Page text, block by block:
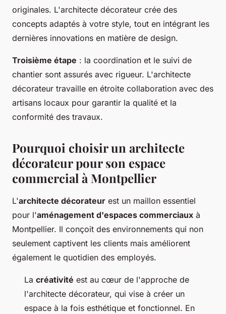
originales. L'architecte décorateur crée des
concepts adaptés à votre style, tout en intégrant les
dernières innovations en matière de design.
Troisième étape : la coordination et le suivi de
chantier sont assurés avec rigueur. L'architecte
décorateur travaille en étroite collaboration avec des
artisans locaux pour garantir la qualité et la
conformité des travaux.
Pourquoi choisir un architecte
décorateur pour son espace
commercial à Montpellier
L'architecte décorateur est un maillon essentiel
pour l'aménagement d'espaces commerciaux à
Montpellier. Il conçoit des environnements qui non
seulement captivent les clients mais améliorent
également le quotidien des employés.
La créativité est au cœur de l'approche de
l'architecte décorateur, qui vise à créer un
espace à la fois esthétique et fonctionnel. En